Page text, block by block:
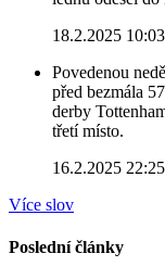
18.2.2025 10:03
Povedenou
před bezmála
derby
třetí místo.
16.2.2025 22:25
Více slov
Poslední články